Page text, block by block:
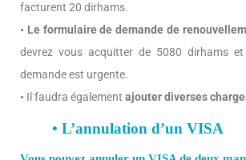
facturent 20 dirhams.
• Le formulaire de demande de
devrez vous acquitter de 5080 dirhams
demande est urgente.
• Il faudra également ajouter diverses
• L’annulation d’un VISA